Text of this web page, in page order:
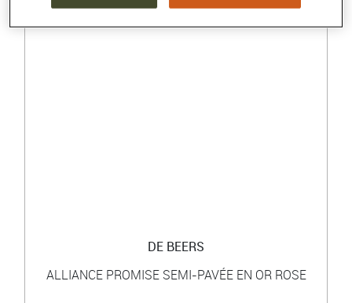
DE BEERS
ALLIANCE PROMISE SEMI-PAVÉE EN OR ROSE